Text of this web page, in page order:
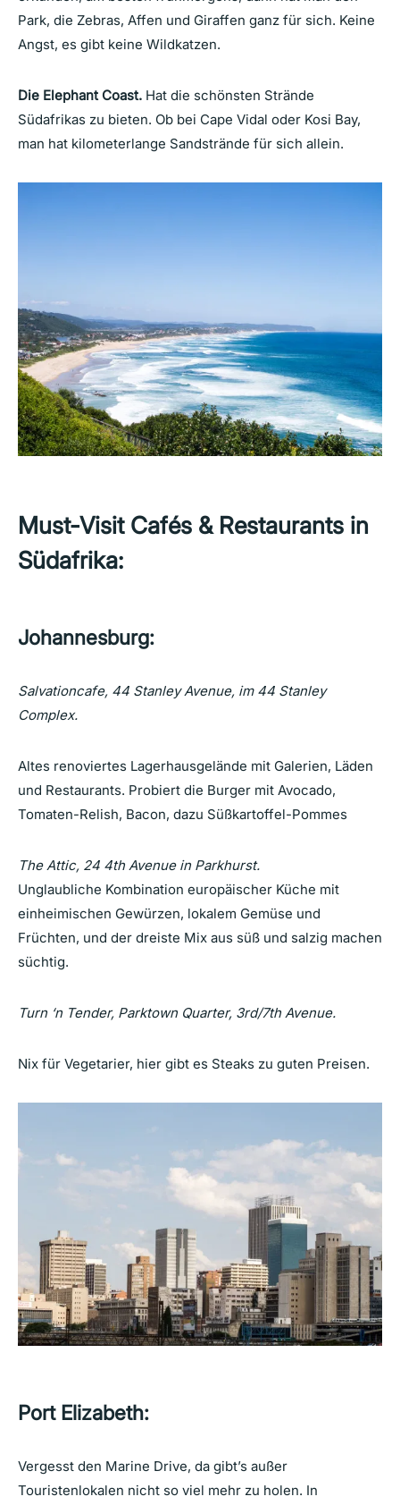
Park, die Zebras, Affen und Giraffen ganz für sich. Keine
Angst, es gibt keine Wildkatzen.
Die Elephant Coast. Hat die schönsten Strände
Südafrikas zu bieten. Ob bei Cape Vidal oder Kosi Bay,
man hat kilometerlange Sandstrände für sich allein.
Must-Visit Cafés & Restaurants in
Südafrika:
Johannesburg:
Salvationcafe, 44 Stanley Avenue, im 44 Stanley
Complex.
Altes renoviertes Lagerhausgelände mit Galerien, Läden
und Restaurants. Probiert die Burger mit Avocado,
Tomaten-Relish, Bacon, dazu Süßkartoffel-Pommes
The Attic, 24 4th Avenue in Parkhurst.
Unglaubliche Kombination europäischer Küche mit
einheimischen Gewürzen, lokalem Gemüse und
Früchten, und der dreiste Mix aus süß und salzig machen
süchtig.
Turn ‘n Tender, Parktown Quarter, 3rd/7th Avenue.
Nix für Vegetarier, hier gibt es Steaks zu guten Preisen.
Port Elizabeth:
Vergesst den Marine Drive, da gibt’s außer
Touristenlokalen nicht so viel mehr zu holen. In